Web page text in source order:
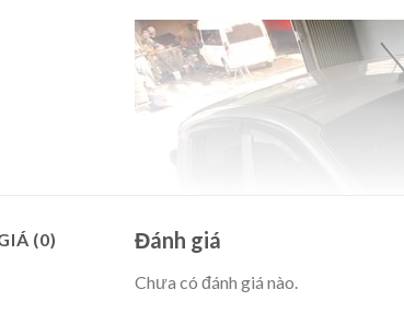
(0) Đánh giá
Chưa có đánh giá nào.